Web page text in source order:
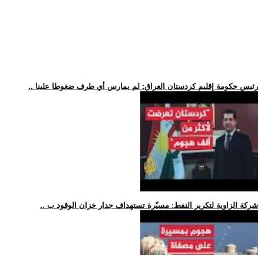
.. رئيس حكومة إقليم كردستان العراق: لم يمارس أي طرف ضغوطا علينا
.. شركة الزاوية لتكرير النفط: مسيّرة تستهداف جدار خزان الوقود ب